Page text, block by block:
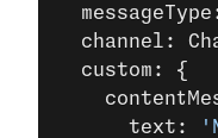
channel:
  custom: {
      text: